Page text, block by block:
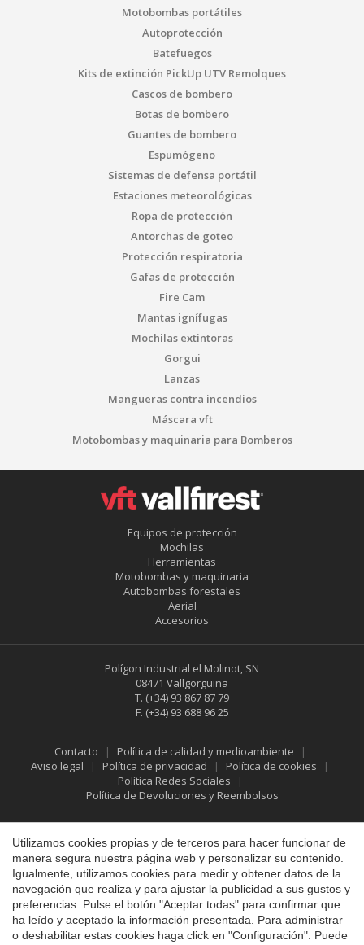
Motobombas portátiles
Autoprotección
Batefuegos
Kits de extinción PickUp UTV Remolques
Cascos de bombero
Botas de bombero
Guantes de bombero
Espumógeno
Sistemas de defensa portátil
Estaciones meteorológicas
Ropa de protección
Antorchas de goteo
Protección respiratoria
Gafas de protección
Fire Cam
Mantas ignífugas
Mochilas extintoras
Gorgui
Lanzas
Mangueras contra incendios
Máscara vft
Motobombas y maquinaria para Bomberos
Equipos de protección
Mochilas
Herramientas
Motobombas y maquinaria
Autobombas forestales
Aerial
Accesorios
Polígon Industrial el Molinot, SN
08471 Vallgorguina
T. (+34) 93 867 87 79
F. (+34) 93 688 96 25
Contacto
Política de calidad y medioambiente
Aviso legal
Política de privacidad
Política de cookies
Política Redes Sociales
Política de Devoluciones y Reembolsos
Utilizamos cookies propias y de terceros para hacer funcionar de
manera segura nuestra página web y personalizar su contenido.
Igualmente, utilizamos cookies para medir y obtener datos de la
navegación que realiza y para ajustar la publicidad a sus gustos y
preferencias. Pulse el botón "Aceptar todas" para confirmar que
ha leído y aceptado la información presentada. Para administrar
o deshabilitar estas cookies haga click en "Configuración". Puede